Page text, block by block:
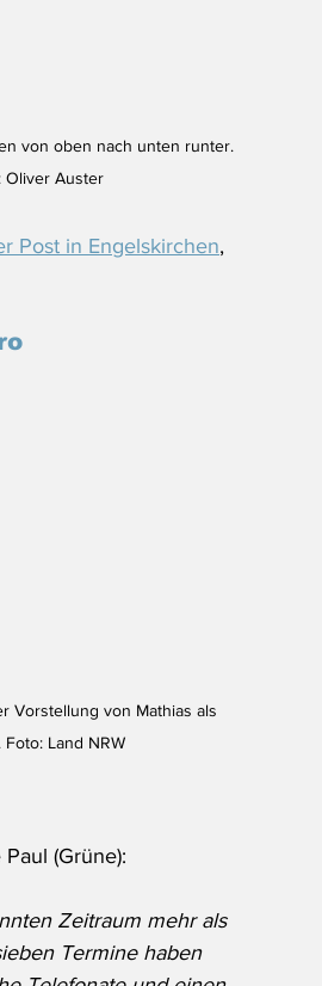
von oben nach unten runter.
Oliver Auster
Post in Engelskirchen,
Vorstellung von Mathias als
Foto: Land NRW
(Grüne):
Zeitraum mehr als
Termine haben